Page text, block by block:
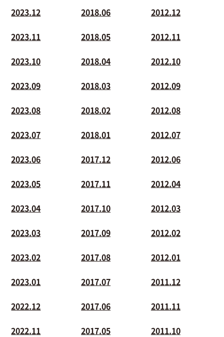
2023.12
2023.11
2023.10
2023.09
2023.08
2023.07
2023.06
2023.05
2023.04
2023.03
2023.02
2023.01
2022.12
2022.11
2018.06
2018.05
2018.04
2018.03
2018.02
2018.01
2017.12
2017.11
2017.10
2017.09
2017.08
2017.07
2017.06
2017.05
2012.12
2012.11
2012.10
2012.09
2012.08
2012.07
2012.06
2012.04
2012.03
2012.02
2012.01
2011.12
2011.11
2011.10